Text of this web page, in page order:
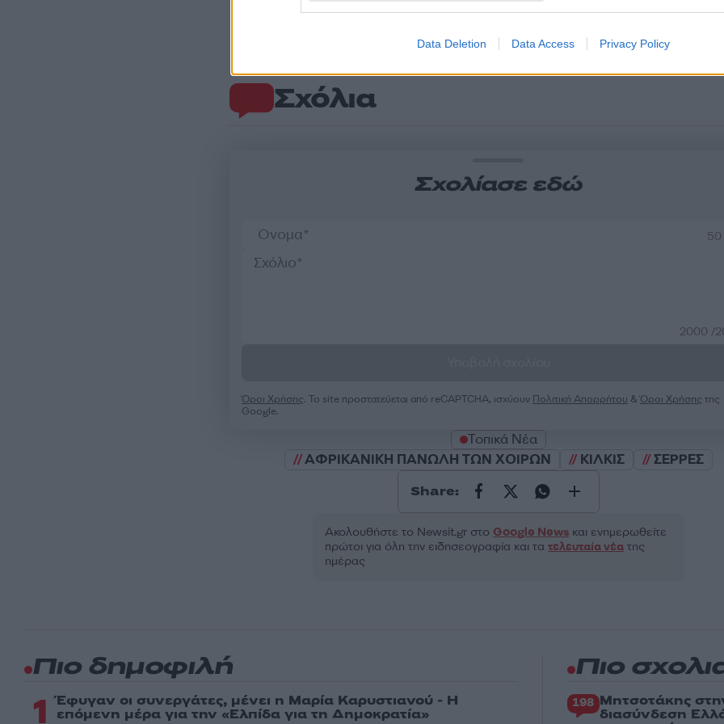
Data Deletion Data Access Privacy Policy
Σχόλια
Σχολίασε εδώ
2000 /
Όροι Χρήσης. Το site προστατεύεται από reCAPTCHA, ισχύουν Πολιτική Απορρήτου &Όροι Χρήσης της
Google.
Τοπικά Νέα
ΑΦΡΙΚΑΝΙΚΗ ΠΑΝΩΛΗ ΤΩΝ ΧΟΙΡΩΝ
ΚΙΛΚΙΣ ΣΕΡΡΕΣ
Share:
Ακολουθήστε το Νewsit.gr στο Google Newsκαι ενημερωθείτε
πρώτοι για όλη την ειδησεογραφία και τα τελευταία νέατης
ημέρας
Πιο δημοφιλή
1 Έφυγαν οι συνεργάτες, μένει η Μαρία Καρυστιανού - Η
επόμενη μέρα για την «Ελπίδα για τη Δημοκρατία»
Πιο
198 Μητσοτάκης
διασύνδεση